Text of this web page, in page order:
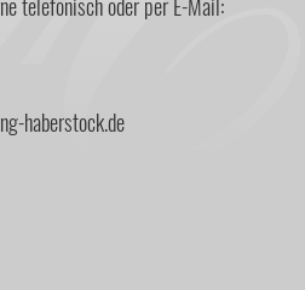
haberstock.de